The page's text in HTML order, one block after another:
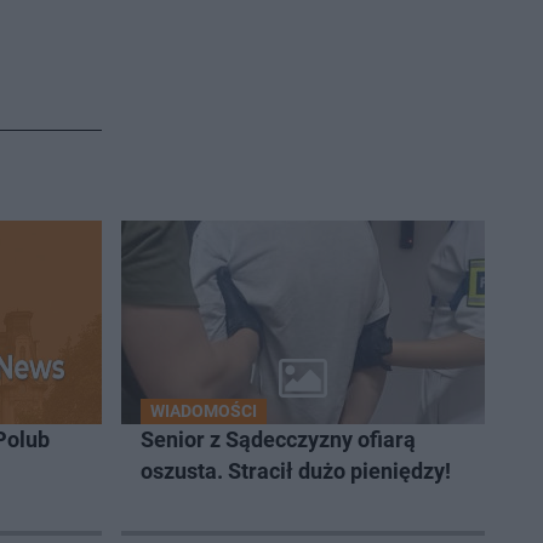
WIADOMOŚCI
Senior z Sądecczyzny ofiarą
oszusta. Stracił dużo pieniędzy!